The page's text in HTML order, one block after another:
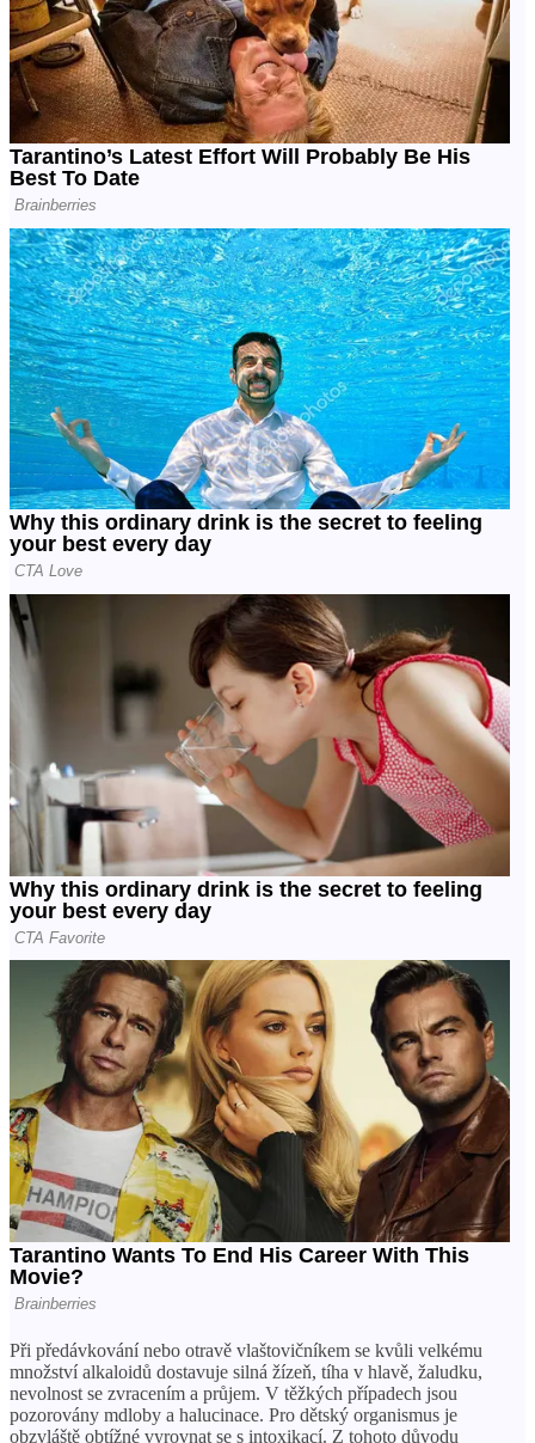
Při předávkování nebo otravě vlaštovičníkem se kvůli velkému
množství alkaloidů dostavuje silná žízeň, tíha v hlavě, žaludku,
nevolnost se zvracením a průjem. V těžkých případech jsou
pozorovány mdloby a halucinace. Pro dětský organismus je
obzvláště obtížné vyrovnat se s intoxikací. Z tohoto důvodu